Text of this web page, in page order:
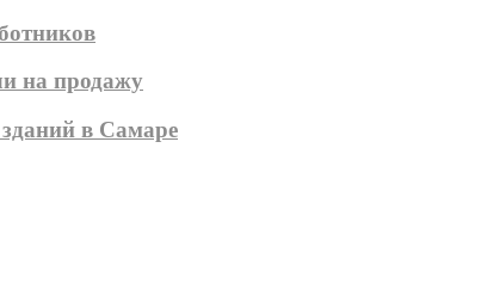
на продажу
в Самаре